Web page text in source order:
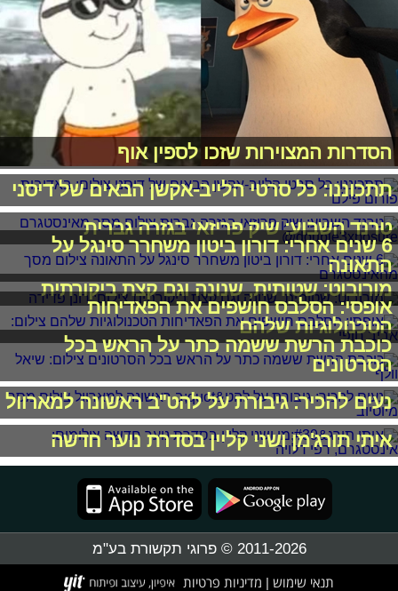
הסדרות המצוירות שזכו לספין אוף
תתכוננו: כל סרטי הלייב-אקשן הבאים של דיסני
טרנד השבוע: שיק פריזאי בגזרה גברית
6 שנים אחרי: דורון ביטון משחרר סינגל על
התאונה
מורובוט: שטותית, שנונה וגם קצת ביקורתית
אופסי: הסלבס חושפים את הפאדיחות
הטכנולוגיות שלהם
כוכבת הרשת ששמה כתר על הראש בכל
הסרטונים
נעים להכיר: גיבורת על להט"ב ראשונה למארוול
איתי תורג'מן ושני קליין בסדרת נוער חדשה
2011-2026 © פרוגי תקשורת בע"מ
תנאי שימוש מדיניות פרטיות